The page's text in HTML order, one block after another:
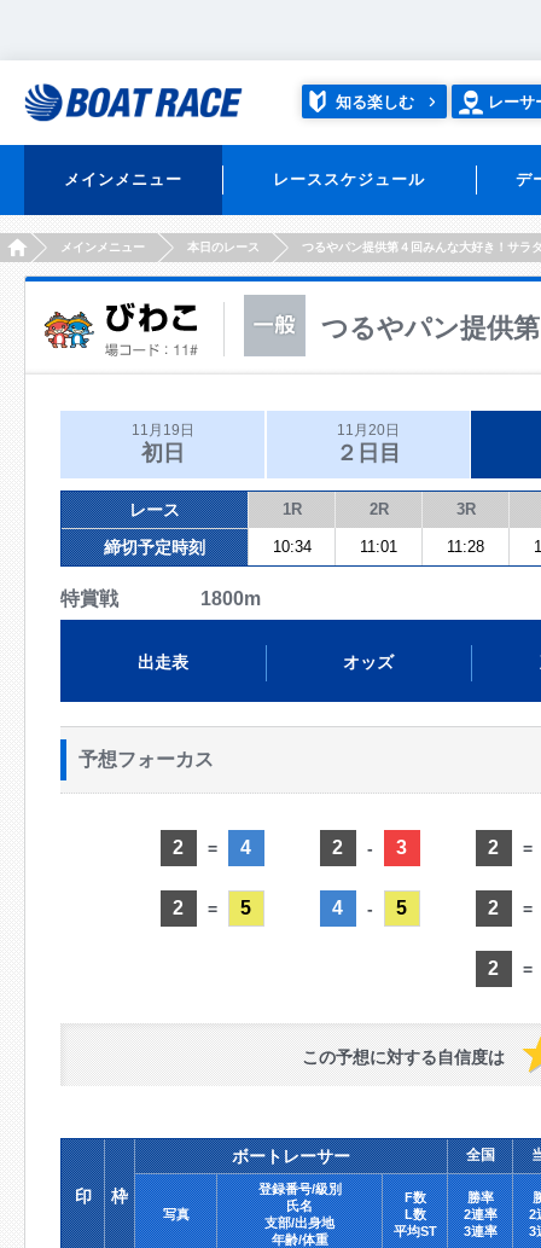
知る楽しむ レーサ
メインメニュー レーススケジュール デ
HOMEメインメニュー 本日のレース つるやパン提供第４回みんな大好き！サラ
つるやパン提供
11月19日
初日
11月20日
２日目
レース 1R 2R 3R
締切予定時刻 10:34 11:01 11:28
特賞戦 1800m
出走表 オッズ
予想フォーカス
2 = 4
2 = 5
2 - 3
4 - 5
2 =
2 =
2 =
この予想に対する自信度は
印 枠
ボートレーサー 全国
写真
登録番号/級別
氏名
支部/出身地
年齢/体重
F数
L数
平均ST
勝率
2連率
3連率
2
3